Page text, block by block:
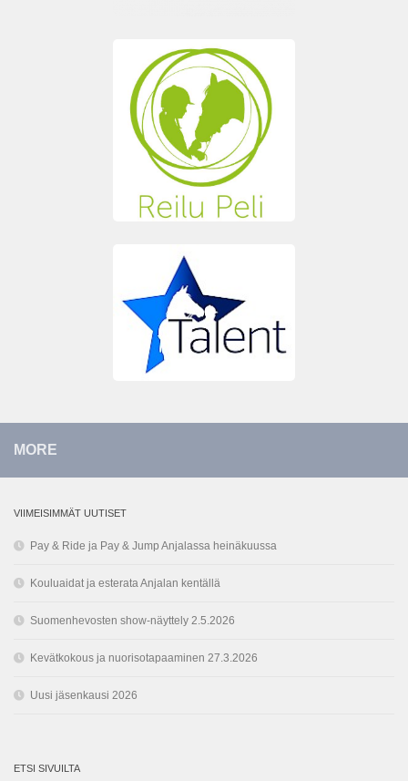
MORE
VIIMEISIMMÄT UUTISET
Pay & Ride ja Pay & Jump Anjalassa heinäkuussa
Kouluaidat ja esterata Anjalan kentällä
Suomenhevosten show-näyttely 2.5.2026
Kevätkokous ja nuorisotapaaminen 27.3.2026
Uusi jäsenkausi 2026
ETSI SIVUILTA